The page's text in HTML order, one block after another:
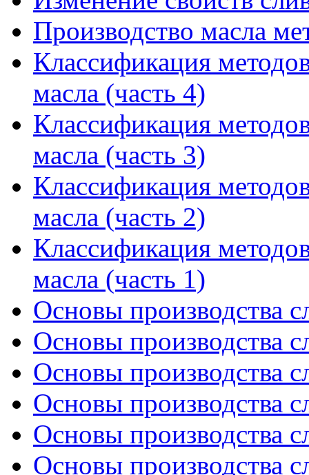
Производство масла
Классификация
масла (часть 4)
Классификация
масла (часть 3)
Классификация
масла (часть 2)
Классификация
масла (часть 1)
Основы производства
Основы производства
Основы производства
Основы производства
Основы производства
Основы производства